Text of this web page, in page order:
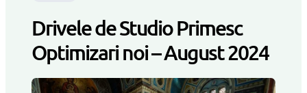
Drivele de Studio Primesc
Optimizari noi – August 2024